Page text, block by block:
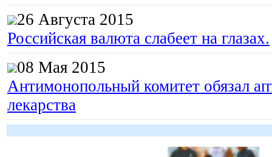
26 Августа 2015
Российская валюта слабеет на глазах.
08 Мая 2015
Антимонопольный комитет обязал
лекарства